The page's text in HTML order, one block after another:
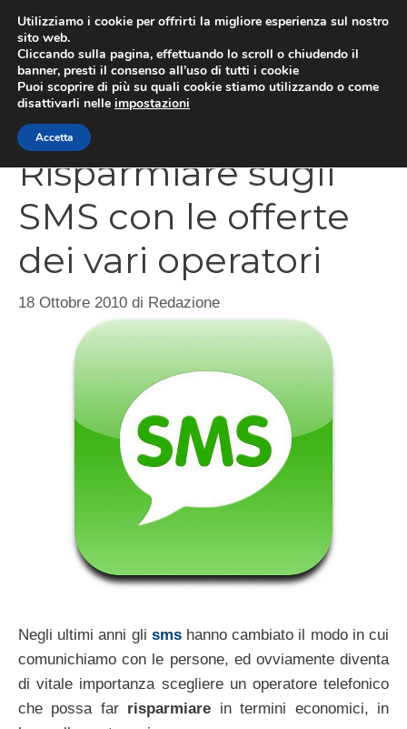
contenuto
Risparmiare sugli
SMS con le offerte
dei vari operatori
18 Ottobre 2010 di Redazione
Negli ultimi anni gli smshanno cambiato il modo in cui
comunichiamo con le persone, ed ovviamente diventa
di vitale importanza scegliere un operatore telefonico
che possa far risparmiare in termini economici, in
Utilizziamo i cookie per offrirti la migliore esperienza sul nostro
sito web.
Cliccando sulla pagina, effettuando lo scroll o chiudendo il
banner, presti il consenso all’uso di tutti i cookie
Puoi scoprire di più su quali cookie stiamo utilizzando o come
disattivarli nelle impostazioni
Accetta